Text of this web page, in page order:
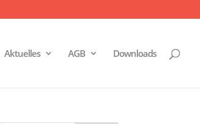
Aktuelles AGB Downloads